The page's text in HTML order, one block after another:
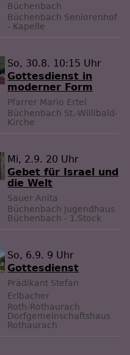
Büchenbach
Büchenbach Seniorenhof
- Kapelle
So, 30.8. 10:15 Uhr
Gottesdienst in
moderner Form
Pfarrer Mario Ertel
Büchenbach St.-Willibald-
Kirche
Mi, 2.9. 20 Uhr
Gebet für Israel und
die Welt
Sauer Anita
Büchenbach Jugendhaus
Büchenbach - 1.Stock
So, 6.9. 9 Uhr
Gottesdienst
Prädikant Stefan
Erlbacher
Roth-Rothaurach
Dorfgemeinschaftshaus
Rothaurach